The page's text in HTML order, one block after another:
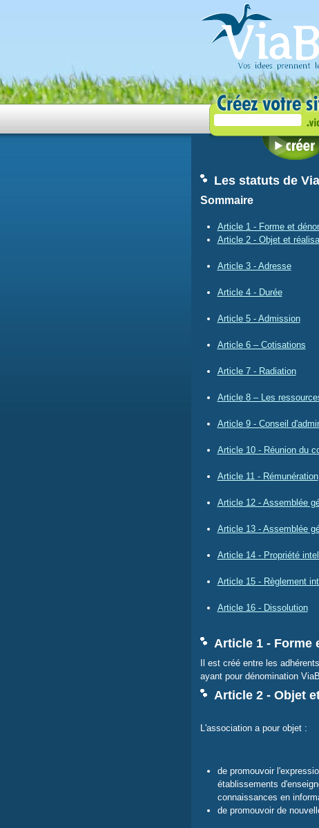
Les statuts de
Sommaire
Article 1 - Forme et
Article 2 - Objet et
Article 3 - Adresse
Article 4 - Durée
Article 5 - Admission
Article 6 – Cotisations
Article 7 - Radiation
Article 8 – Les
Article 9 - Conseil
Article 10 - Réunion du
Article 11 - Rémunération
Article 12 - Assemblée
Article 13 - Assemblée
Article 14 - Propriété
Article 15 - Règlement
Article 16 - Dissolution
Article 1 - Forme
Il est créé entre les
ayant pour dénomination
Article 2 - Objet
L'association a pour objet :
de promouvoir
établissements
connaissances en
de promouvoir de